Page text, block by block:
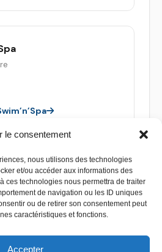
le consentement
nous utilisons des technologies
et/ou accéder aux informations des
ces technologies nous permettra de traiter
de navigation ou les ID uniques
ou de retirer son consentement peut
caractéristiques et fonctions.
Accepter